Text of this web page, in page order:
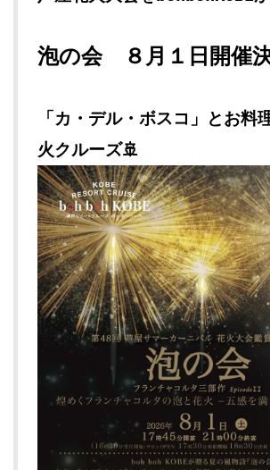
泡の会 ８月１日開催決
「カ・デル・ボスコ」とお料
火クルーズ🚢